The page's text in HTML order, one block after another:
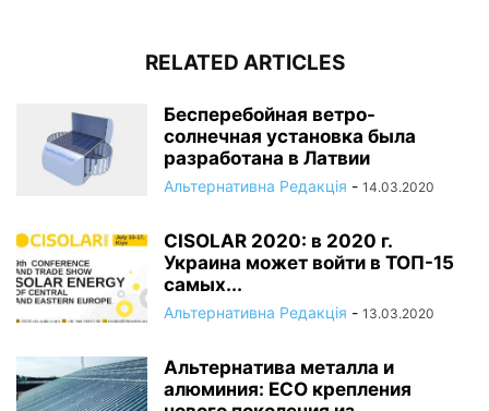
RELATED ARTICLES
Бесперебойная ветро-
солнечная установка была
разработана в Латвии
Альтернативна Редакція - 14.03.2020
CISOLAR 2020: в 2020 г.
Украина может войти в ТОП-15
самых...
Альтернативна Редакція - 13.03.2020
Альтернатива металла и
алюминия: ECO крепления